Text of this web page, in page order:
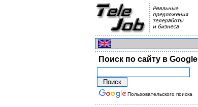
Поиск по сайту в Google
Пользовательского поиска